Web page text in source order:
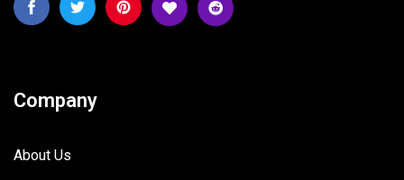
Company
About Us